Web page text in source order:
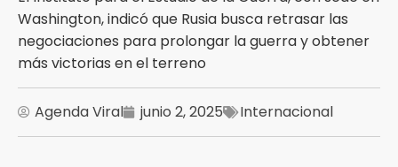
Washington, indicó que Rusia busca retrasar las
negociaciones para prolongar la guerra y obtener
más victorias en el terreno
Agenda Viral junio 2, 2025 Internacional